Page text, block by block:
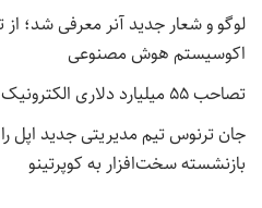
لوگو و شعار جدید آنر معرفی شد؛
اکوسیستم هوش مصنوعی
تصاحب ۵۵ میلیارد دلاری الکترونیک آرتز توسط عربستان نهایی شد
جان ترنوس تیم مدیریتی جدید اپل
بازنشسته سخت‌افزار به کوپرتینو